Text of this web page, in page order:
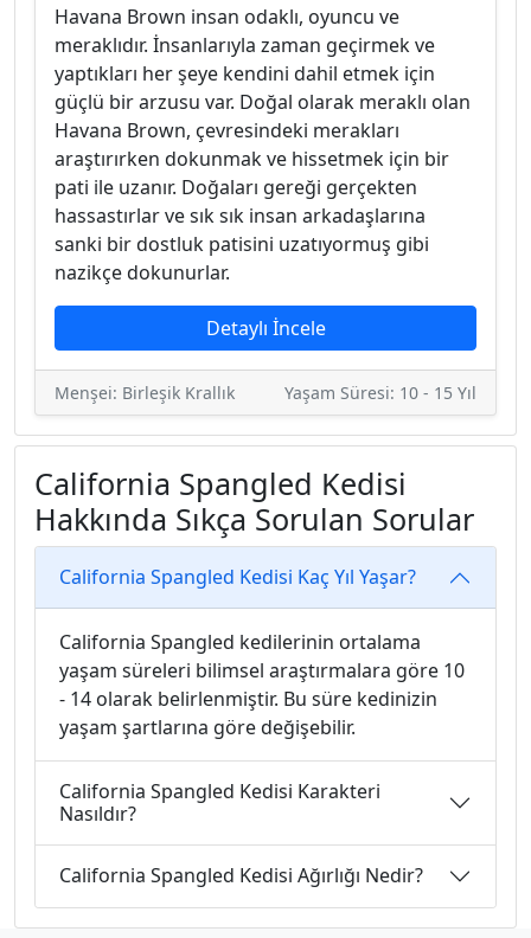
Havana Brown insan odaklı, oyuncu ve
meraklıdır. İnsanlarıyla zaman geçirmek ve
yaptıkları her şeye kendini dahil etmek için
güçlü bir arzusu var. Doğal olarak meraklı olan
Havana Brown, çevresindeki merakları
araştırırken dokunmak ve hissetmek için bir
pati ile uzanır. Doğaları gereği gerçekten
hassastırlar ve sık sık insan arkadaşlarına
sanki bir dostluk patisini uzatıyormuş gibi
nazikçe dokunurlar.
Detaylı İncele
Menşei: Birleşik Krallık Yaşam Süresi: 10 - 15 Yıl
California Spangled Kedisi
Hakkında Sıkça Sorulan Sorular
California Spangled Kedisi Kaç Yıl Yaşar?
California Spangled kedilerinin ortalama
yaşam süreleri bilimsel araştırmalara göre 10
- 14 olarak belirlenmiştir. Bu süre kedinizin
yaşam şartlarına göre değişebilir.
California Spangled Kedisi Karakteri
Nasıldır?
California Spangled Kedisi Ağırlığı Nedir?